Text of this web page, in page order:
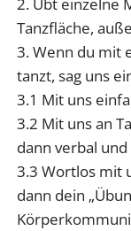
Tanzfläche,
3. Wenn du mit
tanzt, sag uns
3.1 Mit uns
3.2 Mit uns an
dann verbal
3.3 Wortlos mit
dann dein